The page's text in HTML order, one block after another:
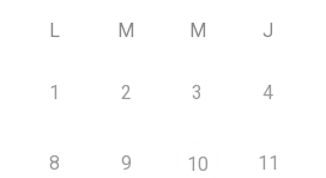
L M M J
1 2 3 4
8 9 10 11